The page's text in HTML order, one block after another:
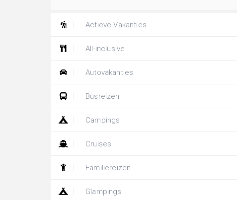
Actieve Vakanties
All-inclusive
Autovakanties
Busreizen
Campings
Cruises
Familiereizen
Glampings